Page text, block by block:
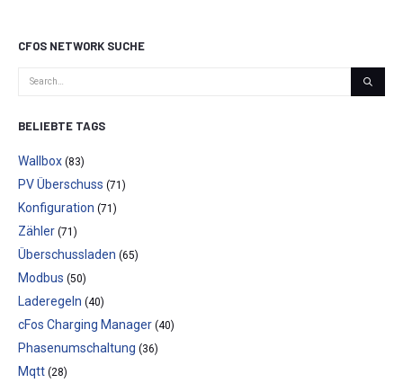
CFOS NETWORK SUCHE
BELIEBTE TAGS
Wallbox (83)
PV Überschuss (71)
Konfiguration (71)
Zähler (71)
Überschussladen (65)
Modbus (50)
Laderegeln (40)
cFos Charging Manager (40)
Phasenumschaltung (36)
Mqtt (28)